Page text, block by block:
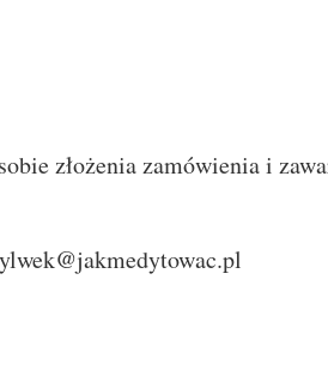
złożenia zamówienia i